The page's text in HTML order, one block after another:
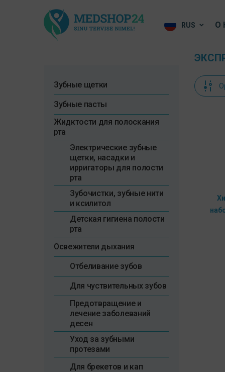
О
RUS
Зубные щетки
Зубные пасты
Жидктости для полоскания
рта
Электрические зубные
щетки, насадки и
ирригаторы для полости
рта
Зубочистки, зубные нити
и ксилитол
Детская гигиена полости
рта
Освежители дыхания
Отбеливание зубов
Для чуствительных зубов
Предотвращение и
лечение заболеваний
десен
Уход за зубными
протезами
Для брекетов и кап